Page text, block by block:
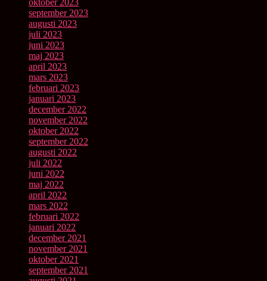
oktober 2023
september 2023
augusti 2023
juli 2023
juni 2023
maj 2023
april 2023
mars 2023
februari 2023
januari 2023
december 2022
november 2022
oktober 2022
september 2022
augusti 2022
juli 2022
juni 2022
maj 2022
april 2022
mars 2022
februari 2022
januari 2022
december 2021
november 2021
oktober 2021
september 2021